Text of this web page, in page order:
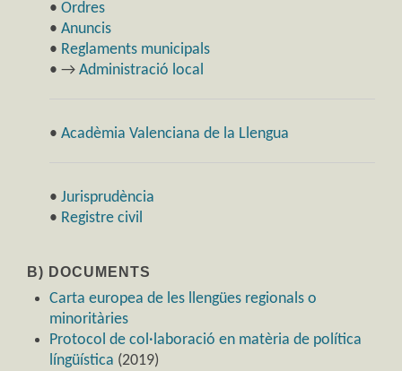
• Ordres
• Anuncis
• Reglaments municipals
• → Administració local
• Acadèmia Valenciana de la Llengua
• Jurisprudència
• Registre civil
B) DOCUMENTS
Carta europea de les llengües regionals o
minoritàries
Protocol de col·laboració en matèria de política
língüística (2019)